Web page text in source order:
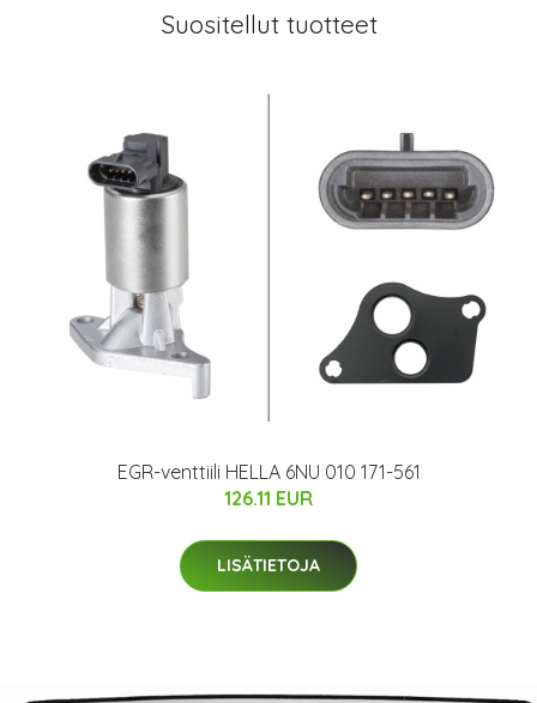
Suositellut tuotteet
EGR-venttiili HELLA 6NU 010 171-561
126.11 EUR
LISÄTIETOJA